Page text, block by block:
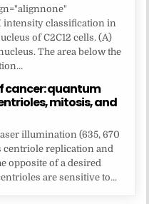
intensity classification in
of C2C12 cells. (A)
The area below the
cancer: quantum
mitosis, and
illumination (635, 670
centriole replication and
opposite of a desired
are sensitive to...